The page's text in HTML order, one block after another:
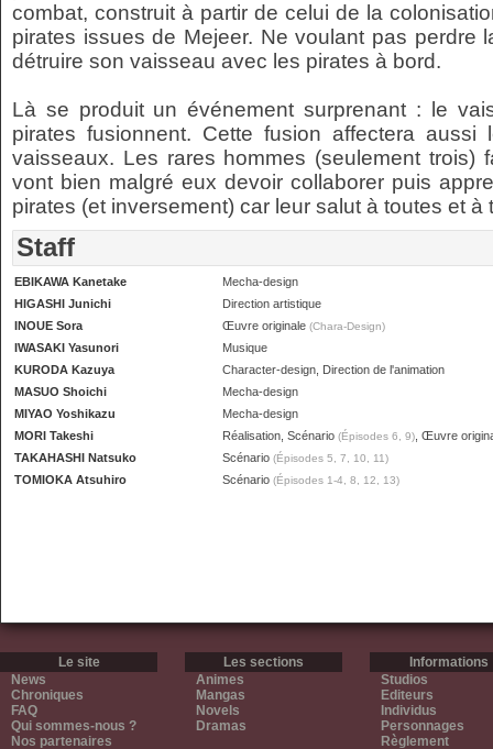
combat, construit à partir de celui de la
pirates issues de Mejeer. Ne voulant pas perdre
détruire son vaisseau avec les pirates à bord.
Là se produit un événement surprenant : le
pirates fusionnent. Cette fusion affectera
vaisseaux. Les rares hommes (seulement trois)
vont bien malgré eux devoir collaborer puis
pirates (et inversement) car leur salut à toutes et
Staff
EBIKAWA Kanetake
Mecha-design
HIGASHI Junichi
Direction artistique
INOUE Sora
Œuvre originale (Chara-Design)
IWASAKI Yasunori
Musique
KURODA Kazuya
Character-design, Direction de l'animation
MASUO Shoichi
Mecha-design
MIYAO Yoshikazu
Mecha-design
MORI Takeshi
Réalisation, Scénario (Épisodes 6, 9) , Œuvre
TAKAHASHI Natsuko
Scénario (Épisodes 5, 7, 10, 11)
TOMIOKA Atsuhiro Scénario (Épisodes 1-4, 8, 12, 13)
Le site
News
Chroniques
FAQ
Qui sommes-nous ?
Nos partenaires
Les sections
Animes
Mangas
Novels
Dramas
Informations
Studios
Editeurs
Individus
Personnages
Règlement